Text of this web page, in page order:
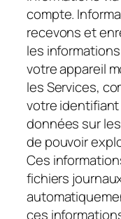
compte.
recevons et
les
votre appareil
les Services,
votre
données sur
de pouvoir
Ces
fichiers
ces